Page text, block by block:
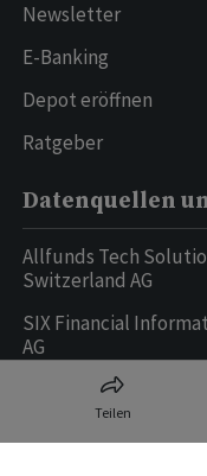
Teilen
Newsletter
E-Banking
Depot eröffnen
Ratgeber
Datenquellen
Allfunds Tech
Switzerland AG
SIX Financial
AG